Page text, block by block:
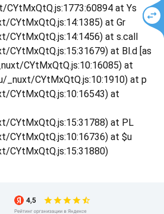
at Ys
CYtMxQtQ.js:14:1385) at Gr
CYtMxQtQ.js:14:1456) at s.call
CYtMxQtQ.js:15:31679) at Bl.d [as
CYtMxQtQ.js:10:16085) at
_nuxt/CYtMxQtQ.js:10:1910) at p
CYtMxQtQ.js:10:16543) at
CYtMxQtQ.js:15:31788) at PL
CYtMxQtQ.js:10:16736) at $u
CYtMxQtQ.js:15:31880)